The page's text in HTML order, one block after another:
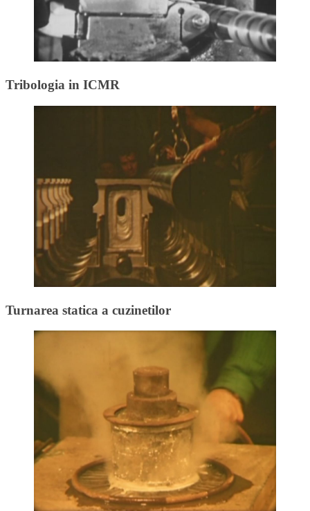
Tribologia in ICMR
Turnarea statica a cuzinetilor